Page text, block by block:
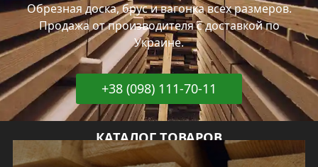
Обрезная доска, брус и вагонка всех размеров.
Продажа от производителя с доставкой по
Украине.
+38 (098) 111-70-11
КАТАЛОГ ТОВАРОВ